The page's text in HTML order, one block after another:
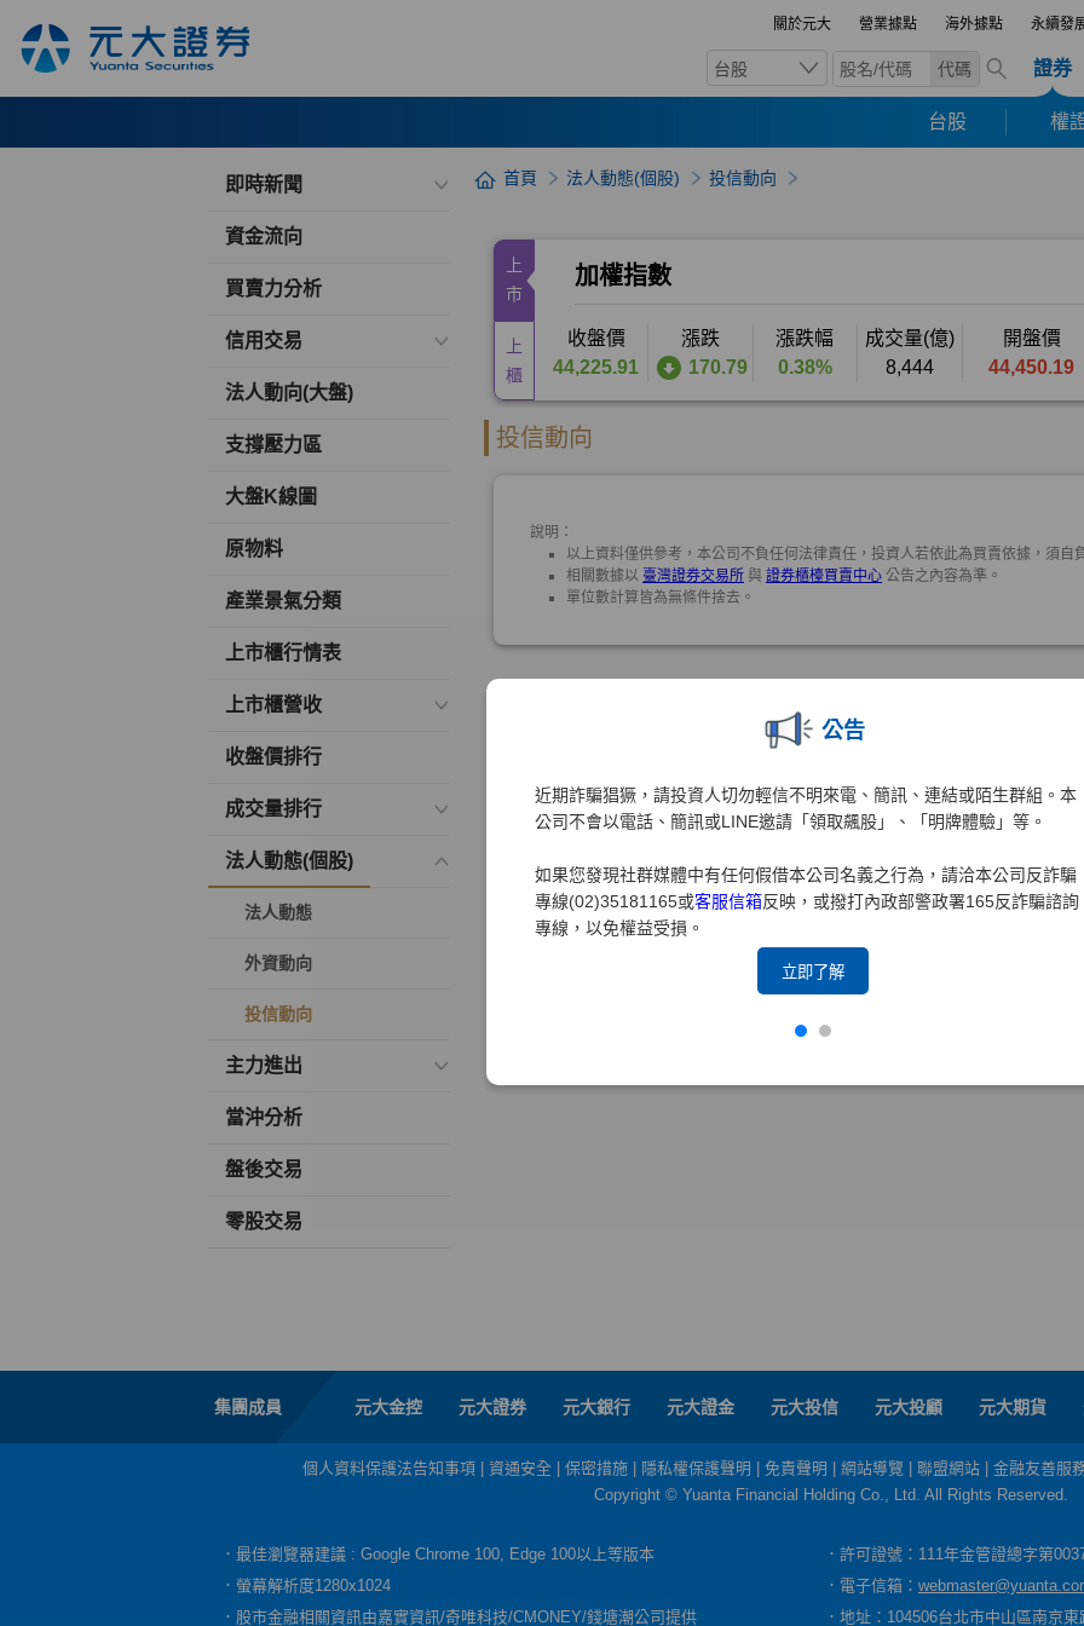
關於元大 營業據點 海外據點 永續發
台股 代碼 證券
台股 權
公告
近期詐騙猖獗，請投資人切勿輕信不明來電、簡訊、連結或陌生群組。本
公司不會以電話、簡訊或LINE邀請「領取飆股」、「明牌體驗」等。
如果您發現社群媒體中有任何假借本公司名義之行為，請洽本公司反詐騙
專線(02)35181165或客服信箱反映，或撥打內政部警政署165反詐騙諮詢
專線，以免權益受損。
立即了解
即時新聞
資金流向
買賣力分析
信用交易
法人動向(大盤)
支撐壓力區
大盤K線圖
原物料
產業景氣分類
上市櫃行情表
上市櫃營收
收盤價排行
成交量排行
法人動態(個股)
法人動態
外資動向
投信動向
主力進出
當沖分析
盤後交易
零股交易
首頁 法人動態(個股) 投信動向
集團成員 元大金控 元大證券 元大銀行 元大證金 元大投信 元大投顧 元大期貨
個人資料保護法告知事項 資通安全 保密措施 隱私權保護聲明 免責聲明 網站導覽 聯盟網站
金融友善服
Copyright © Yuanta Financial Holding Co., Ltd. All Rights Reserved.
．最佳瀏覽器建議 : Google Chrome 100, Edge 100以上等版本
．許可證號：111年金管證總字第
．螢幕解析度1280x1024
．電子信箱：
．股市金融相關資訊由嘉實資訊/奇唯科技/CMONEY/錢塘潮公司提供
．地址：104506台北市中山區南京